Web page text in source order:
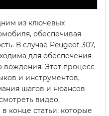
из ключевых
обеспечивая
В случае Peugeot 307,
для обеспечения
вождения. Этот процесс
и инструментов,
шагов и нюансов
видео,
конце статьи, которые